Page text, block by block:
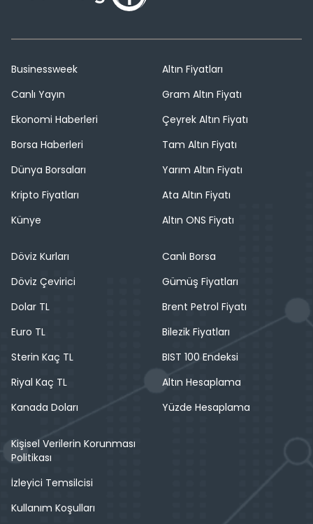
Businessweek
Canlı Yayın
Ekonomi Haberleri
Borsa Haberleri
Dünya Borsaları
Kripto Fiyatları
Künye
Altın Fiyatları
Gram Altın Fiyatı
Çeyrek Altın Fiyatı
Tam Altın Fiyatı
Yarım Altın Fiyatı
Ata Altın Fiyatı
Altın ONS Fiyatı
Döviz Kurları
Döviz Çevirici
Dolar TL
Euro TL
Sterin Kaç TL
Riyal Kaç TL
Kanada Doları
Canlı Borsa
Gümüş Fiyatları
Brent Petrol Fiyatı
Bilezik Fiyatları
BIST 100 Endeksi
Altın Hesaplama
Yüzde Hesaplama
Kişisel Verilerin Korunması
Politikası
İzleyici Temsilcisi
Kullanım Koşulları